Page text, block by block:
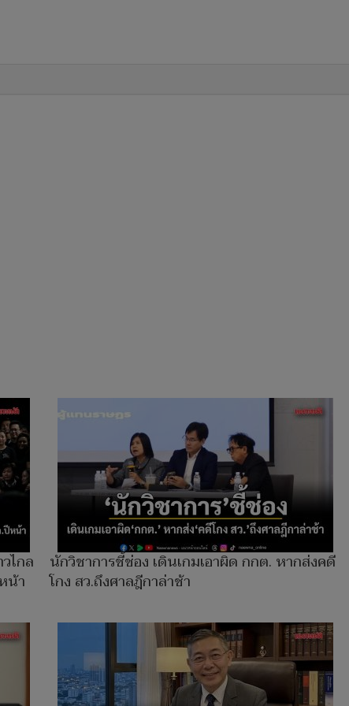
ไกล
น้า
นักวิชาการชี้ช่อง เดินเกมเอาผิด กกต. หากส่งคดี
โกง สว.ถึงศาลฎีกาล่าช้า